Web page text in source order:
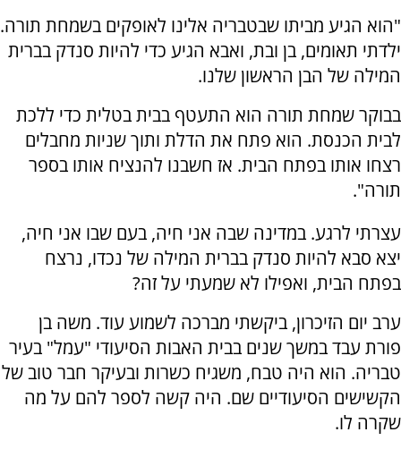
"הוא הגיע מביתו שבטבריה אלינו לאופקים בשמחת תורה.
ילדתי תאומים, בן ובת, ואבא הגיע כדי להיות סנדק בברית
המילה של הבן הראשון שלנו.
בבוקר שמחת תורה הוא התעטף בבית בטלית כדי ללכת
לבית הכנסת. הוא פתח את הדלת ותוך שניות מחבלים
רצחו אותו בפתח הבית. אז חשבנו להנציח אותו בספר
תורה".
עצרתי לרגע. במדינה שבה אני חיה, בעם שבו אני חיה,
יצא סבא להיות סנדק בברית המילה של נכדו, נרצח
בפתח הבית, ואפילו לא שמעתי על זה?
ערב יום הזיכרון, ביקשתי מברכה לשמוע עוד. משה בן
פורת עבד במשך שנים בבית האבות הסיעודי "עמל" בעיר
טבריה. הוא היה טבח, משגיח כשרות ובעיקר חבר טוב של
הקשישים הסיעודיים שם. היה קשה לספר להם על מה
שקרה לו.